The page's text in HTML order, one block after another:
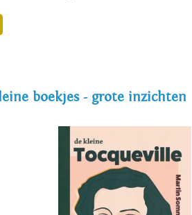
boekjes - grote inzichten